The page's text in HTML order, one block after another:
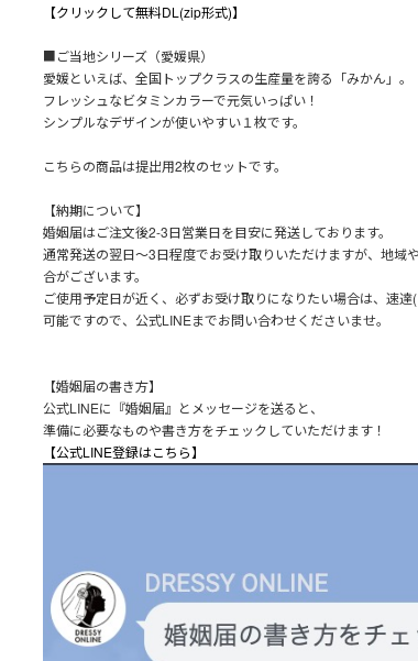
【クリックして無料DL(zip形式)】
■ご当地シリーズ（愛媛県）
愛媛といえば、全国トップクラスの生産量を誇る「みかん」。
フレッシュなビタミンカラーで元気いっぱい！
シンプルなデザインが使いやすい１枚です。
こちらの商品は提出用2枚のセットです。
【納期について】
婚姻届はご注文後2-3日営業日を目安に発送しております。
通常発送の翌日～3日程度でお受け取りいただけますが、地域
合がございます。
ご使用予定日が近く、必ずお受け取りになりたい場合は、速
可能ですので、公式LINEまでお問い合わせくださいませ。
【婚姻届の書き方】
公式LINEに『婚姻届』とメッセージを送ると、
準備に必要なものや書き方をチェックしていただけます！
【公式LINE登録はこちら】